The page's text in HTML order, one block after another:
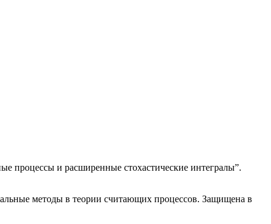
процессы и расширенные стохастические интегралы”.
методы в теории считающих процессов. Защищена в